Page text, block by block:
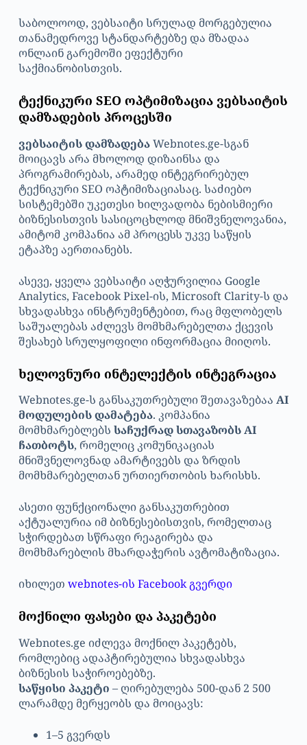
საბოლოოდ, ვებსაიტი სრულად მორგებულია
თანამედროვე სტანდარტებზე და მზადაა
ონლაინ გარემოში ეფექტური
საქმიანობისთვის.
ტექნიკური SEO ოპტიმიზაცია ვებსაიტის
დამზადების პროცესში
ვებსაიტის დამზადებაWebnotes.ge-სგან
მოიცავს არა მხოლოდ დიზაინსა და
პროგრამირებას, არამედ ინტეგრირებულ
ტექნიკური SEO ოპტიმიზაციასაც. საძიებო
სისტემებში უკეთესი ხილვადობა ნებისმიერი
ბიზნესისთვის სასიცოცხლოდ მნიშვნელოვანია,
ამიტომ კომპანია ამ პროცესს უკვე საწყის
ეტაპზე აერთიანებს.
ასევე, ყველა ვებსაიტი აღჭურვილია Google
Analytics, Facebook Pixel-ის, Microsoft Clarity-ს და
სხვადასხვა ინსტრუმენტებით, რაც მფლობელს
საშუალებას აძლევს მომხმარებელთა ქცევის
შესახებ სრულყოფილი ინფორმაცია მიიღოს.
ხელოვნური ინტელექტის ინტეგრაცია
Webnotes.ge-ს განსაკუთრებული შეთავაზებაა AI
მოდულების დამატება. კომპანია
მომხმარებლებს საჩუქრად სთავაზობს AI
ჩათბოტს, რომელიც კომუნიკაციას
მნიშვნელოვნად ამარტივებს და ზრდის
მომხმარებელთან ურთიერთობის ხარისხს.
ასეთი ფუნქციონალი განსაკუთრებით
აქტუალურია იმ ბიზნესებისთვის, რომელთაც
სჭირდებათ სწრაფი რეაგირება და
მომხმარებლის მხარდაჭერის ავტომატიზაცია.
იხილეთ webnotes-ის Facebook გვერდი
მოქნილი ფასები და პაკეტები
Webnotes.ge იძლევა მოქნილ პაკეტებს,
რომლებიც ადაპტირებულია სხვადასხვა
ბიზნესის საჭიროებებზე.
საწყისი პაკეტი – ღირებულება 500-დან 2 500
ლარამდე მერყეობს და მოიცავს:
1–5 გვერდს